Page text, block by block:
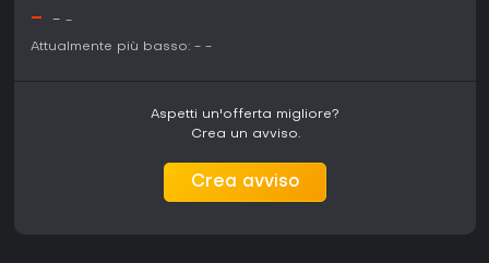
- - -
Attualmente più basso: - -
Aspetti un'offerta migliore?
Crea un avviso.
Crea avviso